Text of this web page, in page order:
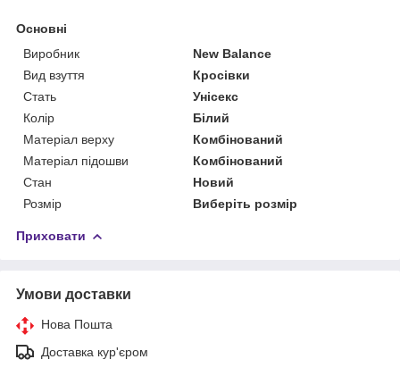
Основні
Виробник
New Balance
Вид взуття
Кросівки
Стать
Унісекс
Колір
Білий
Матеріал верху
Комбінований
Матеріал підошви
Комбінований
Стан
Новий
Розмір
Виберіть розмір
Приховати
Умови доставки
Нова Пошта
Доставка кур'єром